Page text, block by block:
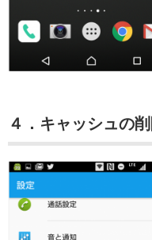
４．キャッシュの